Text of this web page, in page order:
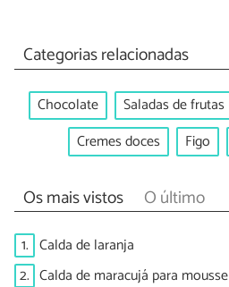
Categorias relacionadas
Chocolate Saladas de frutas
Cremes doces
Figo
Os mais vistos O último
1. Calda de laranja
2. Calda de maracujá para mousse